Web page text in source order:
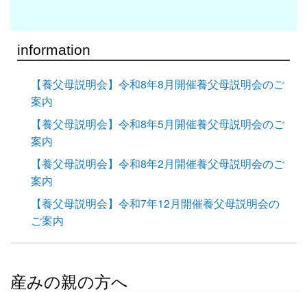
information
【養父母説明会】令和8年8月開催養父母説明会のご
案内
【養父母説明会】令和8年5月開催養父母説明会のご
案内
【養父母説明会】令和8年2月開催養父母説明会のご
案内
【養父母説明会】令和7年12月開催養父母説明会の
ご案内
産みの親の方へ